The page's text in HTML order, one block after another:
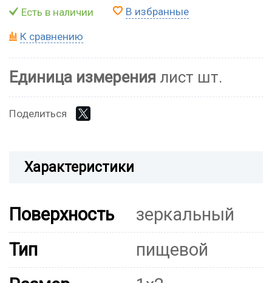
Есть в наличии В избранные
К сравнению
Единица измерения лист шт.
Поделиться
Характеристики
Поверхность
зеркальный
Тип
пищевой